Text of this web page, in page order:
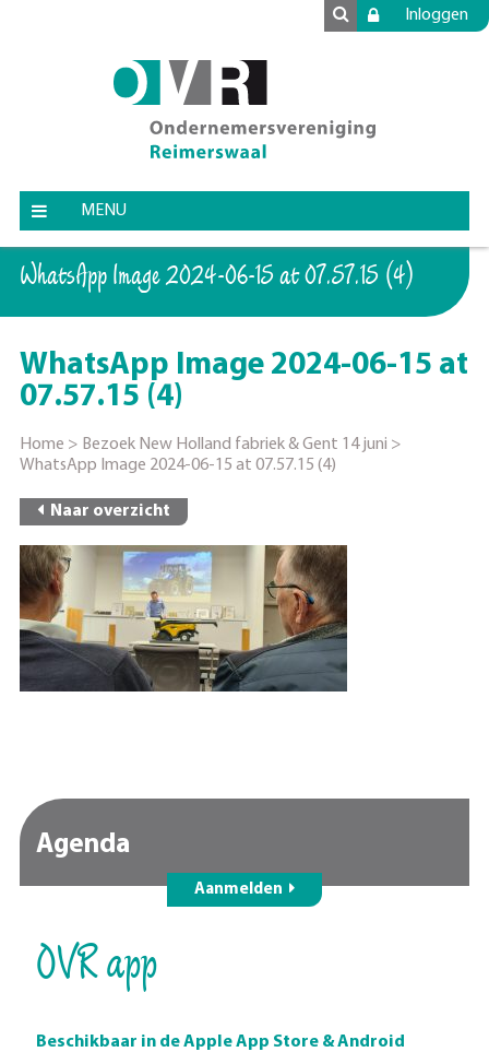
Inloggen
MENU
WhatsApp Image 2024-06-15 at 07.57.15 (4)
WhatsApp Image 2024-06-15 at
07.57.15 (4)
Home > Bezoek New Holland fabriek & Gent 14 juni >
WhatsApp Image 2024-06-15 at 07.57.15 (4)
Naar overzicht
Agenda
Aanmelden
OVR app
Beschikbaar in de Apple App Store & Android